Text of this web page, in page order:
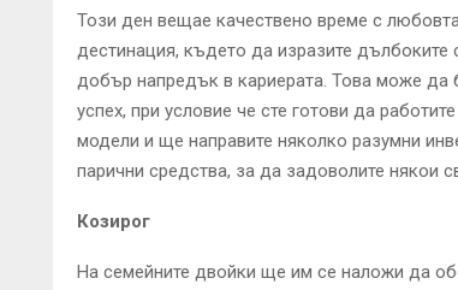
Този ден вещае качествено време с
дестинация, където да изразите
добър напредък в кариерата. Това може
успех, при условие че сте готови да
модели и ще направите няколко разумни
парични средства, за да задоволите някои
Козирог
На семейните двойки ще им се наложи да